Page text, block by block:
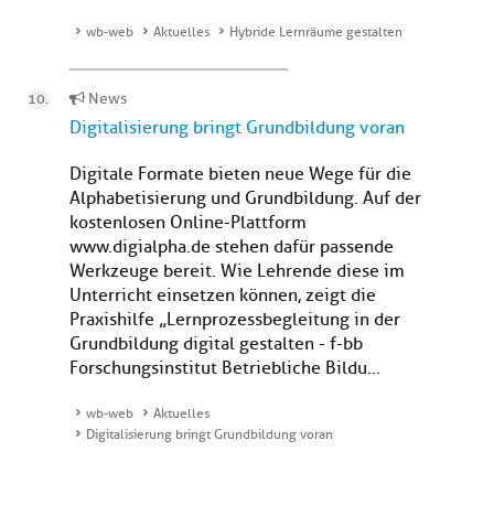
wb-web Aktuelles Hybride Lernräume gestalten
News
Digitalisierung bringt Grundbildung voran
Digitale Formate bieten neue Wege für die
Alphabetisierung und Grundbildung. Auf der
kostenlosen Online-Plattform
www.digialpha.de stehen dafür passende
Werkzeuge bereit. Wie Lehrende diese im
Unterricht einsetzen können, zeigt die
Praxishilfe „Lernprozessbegleitung in der
Grundbildung digital gestalten - f-bb
Forschungsinstitut Betriebliche Bildu...
wb-web
Aktuelles
Digitalisierung bringt Grundbildung voran